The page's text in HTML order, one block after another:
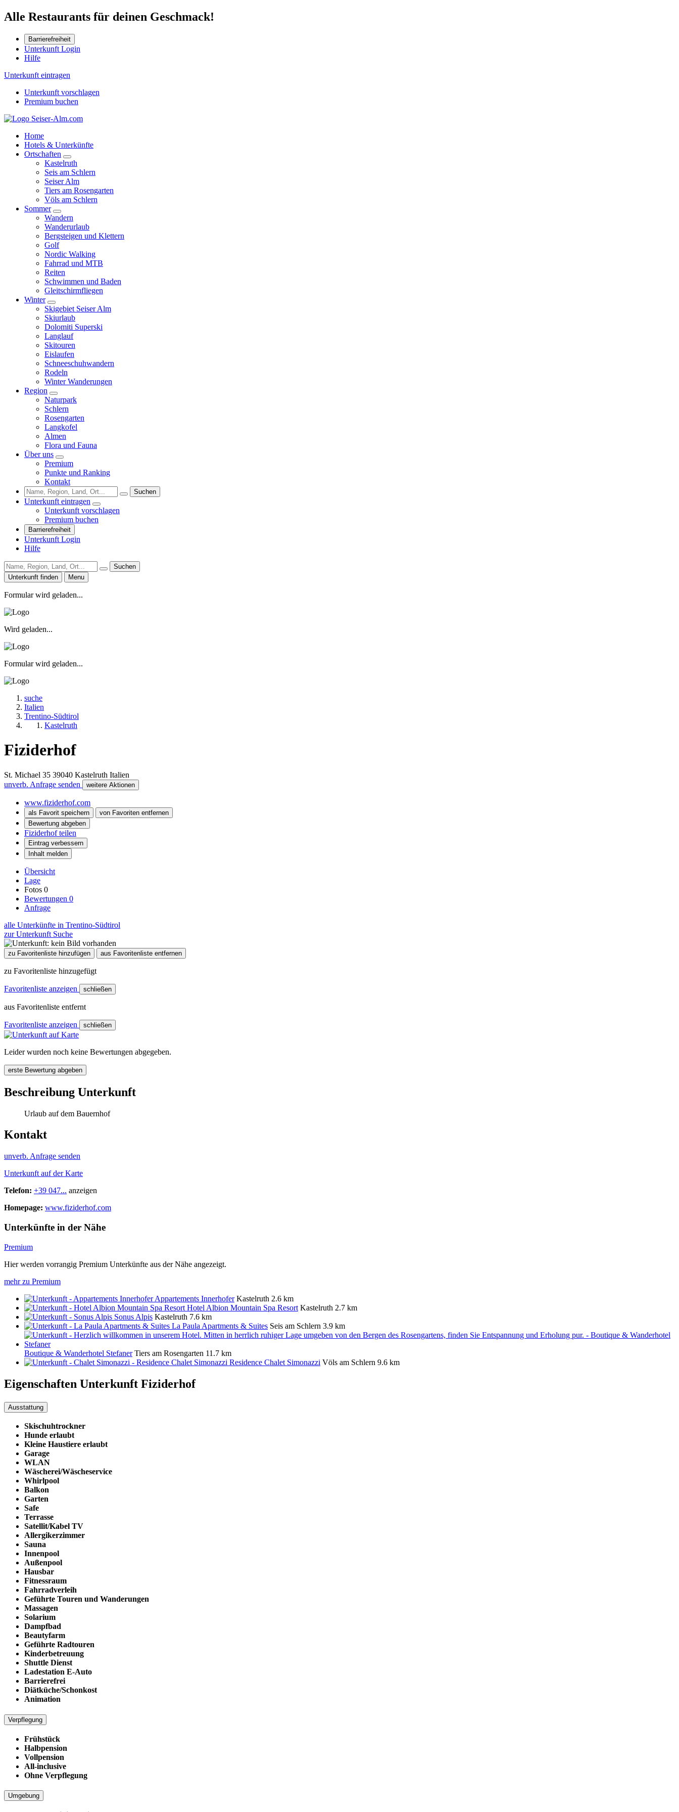
Alle Restaurants für deinen Geschmack!
Barrierefreiheit
Unterkunft Login
Hilfe
Unterkunft eintragen
Unterkunft vorschlagen
Premium buchen
Home
Hotels & Unterkünfte
Ortschaften
Kastelruth
Seis am Schlern
Seiser Alm
Tiers am Rosengarten
Völs am Schlern
Sommer
Wandern
Wanderurlaub
Bergsteigen und Klettern
Golf
Nordic Walking
Fahrrad und MTB
Reiten
Schwimmen und Baden
Gleitschirmfliegen
Winter
Skigebiet Seiser Alm
Skiurlaub
Dolomiti Superski
Langlauf
Skitouren
Eislaufen
Schneeschuhwandern
Rodeln
Winter Wanderungen
Region
Naturpark
Schlern
Rosengarten
Langkofel
Almen
Flora und Fauna
Über uns
Premium
Punkte und Ranking
Kontakt
Suchen
Unterkunft eintragen
Unterkunft vorschlagen
Premium buchen
Barrierefreiheit
Unterkunft Login
Hilfe
Suchen
Unterkunft finden
Menu
Formular wird geladen...
Wird geladen...
Formular wird geladen...
suche
Italien
Trentino-Südtirol
Kastelruth
Fiziderhof
St. Michael 35 39040 Kastelruth Italien
unverb. Anfrage senden
weitere Aktionen
www.fiziderhof.com
als Favorit speichern
von Favoriten entfernen
Bewertung abgeben
Fiziderhof teilen
Eintrag verbessern
Inhalt melden
Übersicht
Lage
Fotos 0
Bewertungen 0
Anfrage
alle Unterkünfte in Trentino-Südtirol
zur Unterkunft Suche
zu Favoritenliste hinzufügen aus Favoritenliste entfernen
zu Favoritenliste hinzugefügt
Favoritenliste anzeigen schließen
aus Favoritenliste entfernt
Favoritenliste anzeigen schließen
Leider wurden noch keine Bewertungen abgegeben.
erste Bewertung abgeben
Beschreibung Unterkunft
Urlaub auf dem Bauernhof
Kontakt
unverb. Anfrage senden
Unterkunft auf der Karte
Telefon: +39 047... anzeigen
Homepage: www.fiziderhof.com
Unterkünfte in der Nähe
Premium
Hier werden vorrangig Premium Unterkünfte aus der Nähe angezeigt.
mehr zu Premium
Appartements Innerhofer Kastelruth 2.6 km
Hotel Albion Mountain Spa Resort Kastelruth 2.7 km
Sonus Alpis Kastelruth 7.6 km
La Paula Apartments & Suites Seis am Schlern 3.9 km
Boutique & Wanderhotel Stefaner Tiers am Rosengarten 11.7 km
Residence Chalet Simonazzi Völs am Schlern 9.6 km
Eigenschaften Unterkunft Fiziderhof
Ausstattung
Skischuhtrockner
Hunde erlaubt
Kleine Haustiere erlaubt
Garage
WLAN
Wäscherei/Wäscheservice
Whirlpool
Balkon
Garten
Safe
Terrasse
Satellit/Kabel TV
Allergikerzimmer
Sauna
Innenpool
Außenpool
Hausbar
Fitnessraum
Fahrradverleih
Geführte Touren und Wanderungen
Massagen
Solarium
Dampfbad
Beautyfarm
Geführte Radtouren
Kinderbetreuung
Shuttle Dienst
Ladestation E-Auto
Barrierefrei
Diätküche/Schonkost
Animation
Verpflegung
Frühstück
Halbpension
Vollpension
All-inclusive
Ohne Verpflegung
Umgebung